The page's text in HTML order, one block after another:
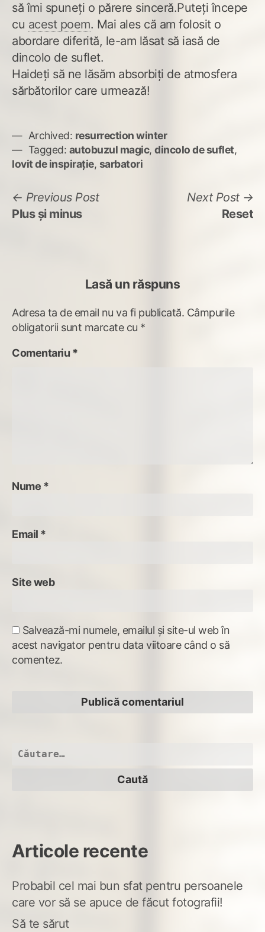
să îmi spuneți o părere sinceră.Puteți începe
cu acest poem. Mai ales că am folosit o
abordare diferită, le-am lăsat să iasă de
dincolo de suflet.
Haideți să ne lăsăm absorbiți de atmosfera
sărbătorilor care urmează!
Archived: resurrection winter
Tagged: autobuzul magic, dincolo de suflet,
lovit de inspirație, sarbatori
Navigare
în
Previous PostPrevious
Plus și minus
Next Post
Reset
Lasă un răspuns
Adresa ta de email nu va fi publicată. Câmpurile
obligatorii sunt marcate cu *
Comentariu *
Nume *
Email *
Site web
Salvează-mi numele, emailul și site-ul web în
acest navigator pentru data viitoare când o să
comentez.
Caută
Articole recente
Probabil cel mai bun sfat pentru persoanele
care vor să se apuce de făcut fotografii!
Să te sărut